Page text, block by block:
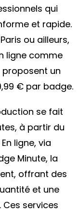
qui
et rapide.
ou ailleurs,
ligne comme
proposent un
€ par badge.
se fait
à partir du
ligne, via
Minute, la
offrant des
et une
services